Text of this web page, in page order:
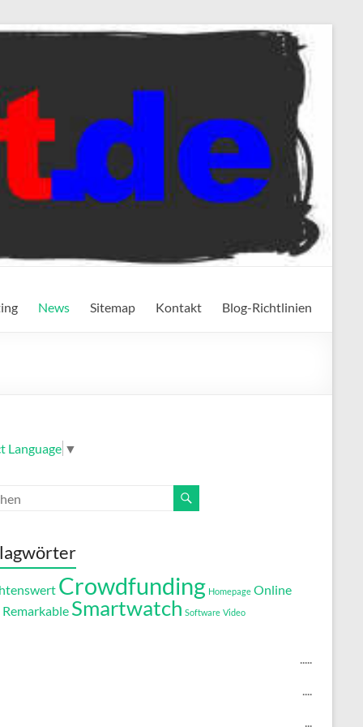
News Sitemap Kontakt Blog-Richtlinien
Language ▼
Crowdfunding Homepage Online
Remarkable Smartwatch Software Video
.....
....
...